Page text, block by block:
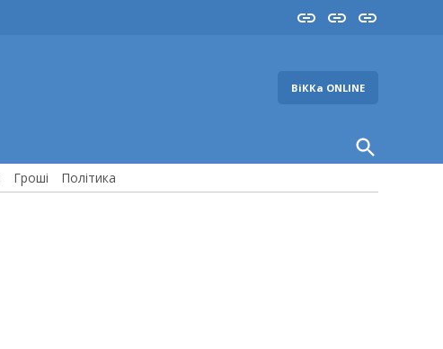
InstaYouTube
FB
ВіККа ONLINE
Open
Search
Гроші Політика